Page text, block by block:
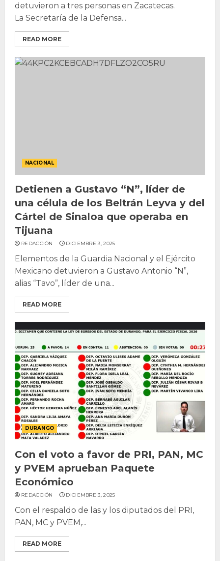
detuvieron a tres personas en Zacatecas.
La Secretaría de la Defensa...
READ MORE
NACIONAL
Detienen a Gustavo “N”, líder de
una célula de los Beltrán Leyva y del
Cártel de Sinaloa que operaba en
Tijuana
REDACCIÓN DICIEMBRE 3, 2025
Elementos de la Guardia Nacional y el Ejército
Mexicano detuvieron a Gustavo Antonio “N”,
alias “Tavo”, líder de una...
READ MORE
DURANGO
Con el voto a favor de PRI, PAN, MC
y PVEM aprueban Paquete
Económico
REDACCIÓN DICIEMBRE 3, 2025
Con el respaldo de las y los diputados del PRI,
PAN, MC y PVEM,...
READ MORE